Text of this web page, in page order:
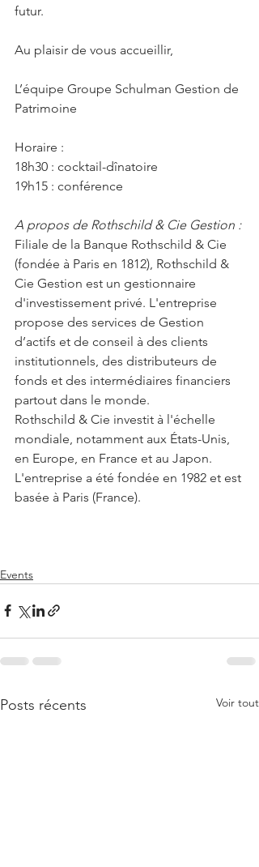
futur.
Au plaisir de vous accueillir,
L’équipe Groupe Schulman Gestion de
Patrimoine
Horaire :
18h30 : cocktail-dînatoire
19h15 : conférence
A propos de Rothschild & Cie Gestion :
Filiale de la Banque Rothschild & Cie
(fondée à Paris en 1812), Rothschild &
Cie Gestion est un gestionnaire
d'investissement privé. L'entreprise
propose des services de Gestion
d’actifs et de conseil à des clients
institutionnels, des distributeurs de
fonds et des intermédiaires financiers
partout dans le monde.
Rothschild & Cie investit à l'échelle
mondiale, notamment aux États-Unis,
en Europe, en France et au Japon.
L'entreprise a été fondée en 1982 et est
basée à Paris (France).
Events
Posts récents Voir tout